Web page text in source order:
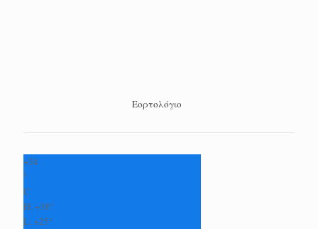
Εορτολόγιο
+34
°
C
H: +38°
L: +25°